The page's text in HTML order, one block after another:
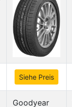
Siehe Preis
Goodyear